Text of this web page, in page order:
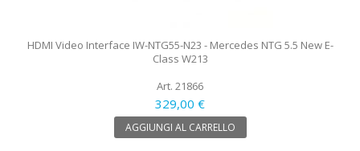
HDMI Video Interface IW-NTG55-N23 - Mercedes NTG 5.5 New E-
Class W213
Art. 21866
329,00 €
AGGIUNGI AL CARRELLO